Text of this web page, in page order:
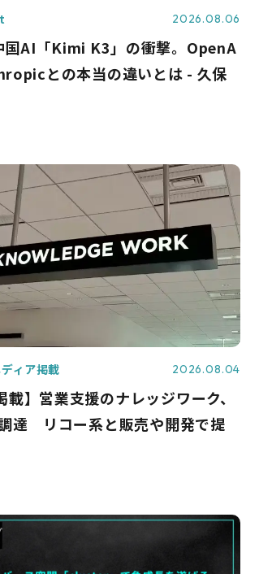
2026.08.06
AI「Kimi K3」の衝撃。OpenA
との本当の違いとは - 久保
ィア掲載 2026.08.04
載】営業支援のナレッジワーク、
達 リコー系と販売や開発で提